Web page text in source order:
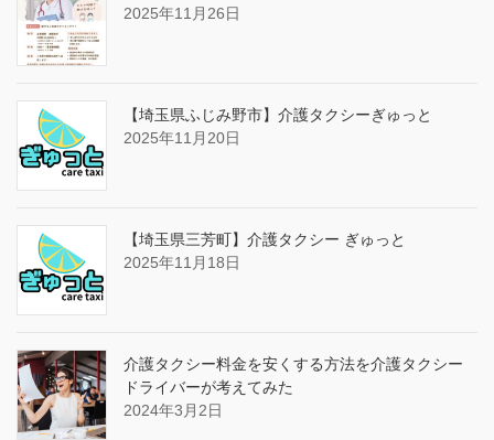
2025年11月26日
【埼玉県ふじみ野市】介護タクシーぎゅっと
2025年11月20日
【埼玉県三芳町】介護タクシー ぎゅっと
2025年11月18日
介護タクシー料金を安くする方法を介護タクシー
ドライバーが考えてみた
2024年3月2日